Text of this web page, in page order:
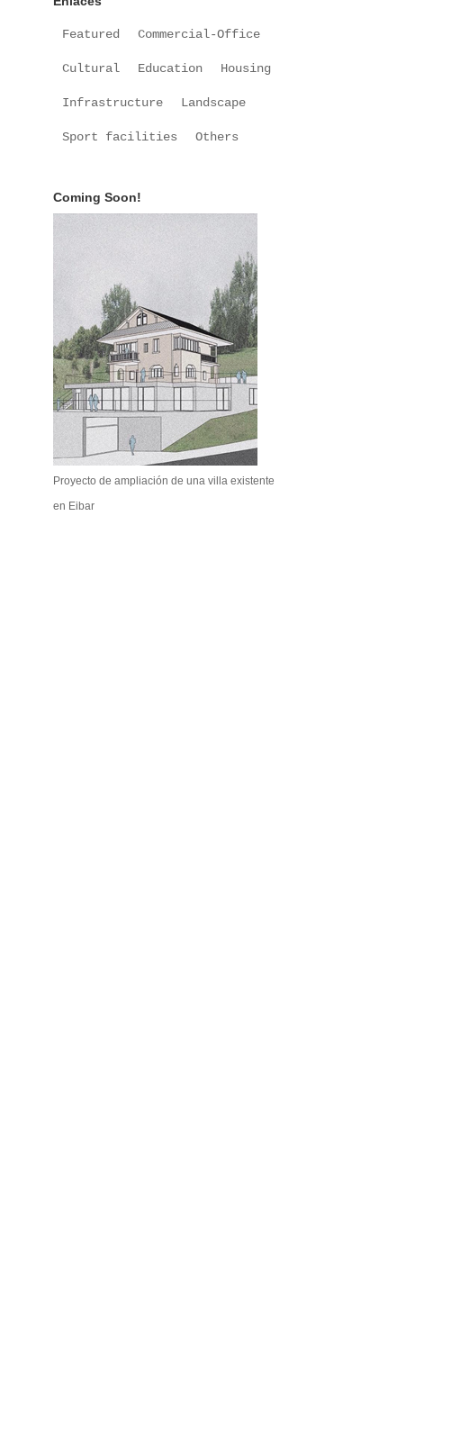
Featured Commercial-Office
Cultural Education Housing
Infrastructure Landscape
Sport facilities Others
Coming Soon!
Proyecto de ampliación de una villa existente
en Eibar